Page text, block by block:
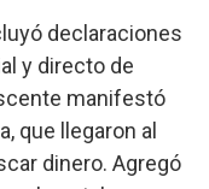
declaraciones
y directo de
manifestó
que llegaron al
dinero. Agregó